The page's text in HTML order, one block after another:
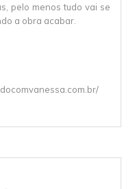
pelo menos tudo vai se
a obra acabar.